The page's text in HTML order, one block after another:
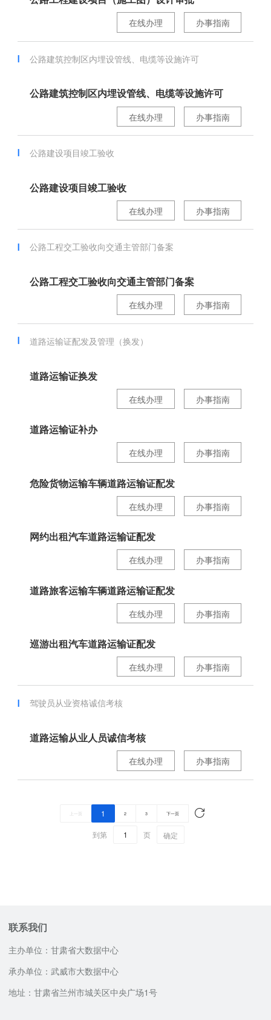
办事指南
在线办理
公路建筑控制区内埋设管线、电缆等设施许可
公路建筑控制区内埋设管线、电缆等设施许可
办事指南
在线办理
公路建设项目竣工验收
公路建设项目竣工验收
办事指南
在线办理
公路工程交工验收向交通主管部门备案
公路工程交工验收向交通主管部门备案
办事指南
在线办理
道路运输证配发及管理（换发）
道路运输证换发
办事指南
在线办理
道路运输证补办
办事指南
在线办理
危险货物运输车辆道路运输证配发
办事指南
在线办理
网约出租汽车道路运输证配发
办事指南
在线办理
道路旅客运输车辆道路运输证配发
办事指南
在线办理
巡游出租汽车道路运输证配发
办事指南
在线办理
驾驶员从业资格诚信考核
道路运输从业人员诚信考核
办事指南
在线办理
上一页 1 2 3 下一页
到第 页 确定
联系我们
主办单位：甘肃省大数据中心
承办单位：武威市大数据中心
地址：甘肃省兰州市城关区中央广场1号